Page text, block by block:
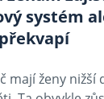
systém
mají ženy nižší